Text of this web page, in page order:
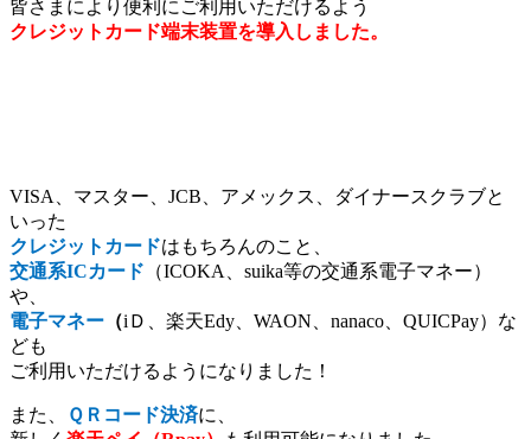
皆さまにより便利にご利用いただけるよう
クレジットカード端末装置を導入しました。
VISA、マスター、JCB、アメックス、ダイナースクラブと
いった
クレジットカードはもちろんのこと、
交通系ICカード （ICOKA、suika等の交通系電子マネー）
や、
電子マネー （iＤ、楽天Edy、WAON、nanaco、QUICPay）な
ども
ご利用いただけるようになりました！
また、 ＱＲコード決済に、